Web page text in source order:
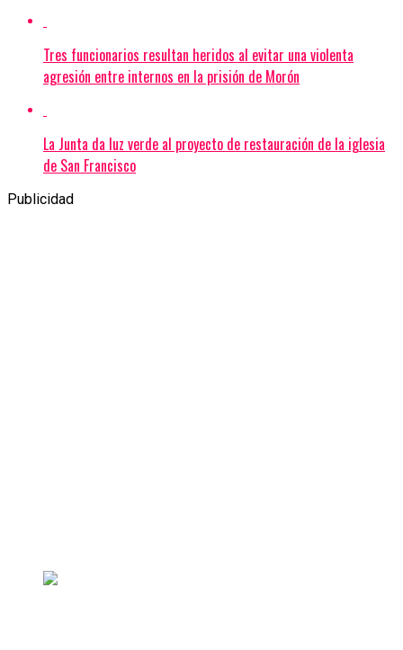
Tres funcionarios resultan heridos al evitar una violenta
agresión entre internos en la prisión de Morón
La Junta da luz verde al proyecto de restauración de la iglesia
de San Francisco
Publicidad